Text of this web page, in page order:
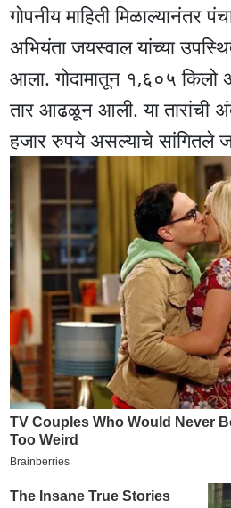
गोपनीय माहिती मिळाल्यानंतर
अभियंता जयस्वाल यांच्या
आला. गोदामातून १,६०५ किलो
तार आढळून आली. या तारांची
हजार रुपये असल्याचे सांगितले